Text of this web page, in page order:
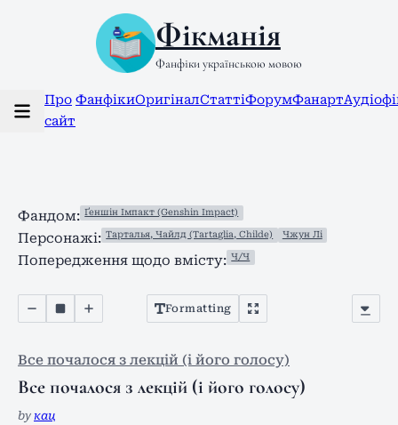
Фікманія
Фанфіки українською мовою
Про
сайт
ФанфікиОригіналСтаттіФорумФанарт
Фандом: Ґеншін Імпакт (Genshin Impact)
Персонажі: Тарталья, Чайлд (Tartaglia, Childe) Чжун Лі
Попередження щодо вмісту: Ч/Ч
Formatting
Все почалося з лекцій (і його голосу)
Все почалося з лекцій (і його голосу)
by кац